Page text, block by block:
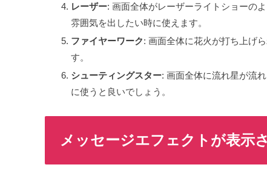
レーザー: 画面全体がレーザーライトショーの
雰囲気を出したい時に使えます。
ファイヤーワーク: 画面全体に花火が打ち上げ
す。
シューティングスター: 画面全体に流れ星が流
に使うと良いでしょう。
メッセージエフェクトが表示